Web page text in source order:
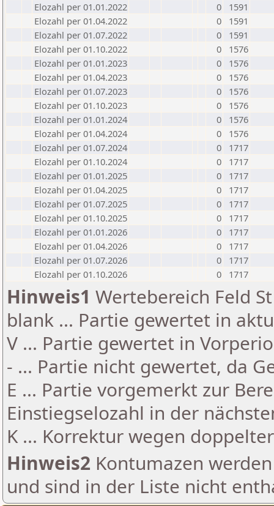
Elozahl per 01.01.2022
0
1591
Elozahl per 01.04.2022
0
1591
Elozahl per 01.07.2022
0
1591
Elozahl per 01.10.2022
0
1576
Elozahl per 01.01.2023
0
1576
Elozahl per 01.04.2023
0
1576
Elozahl per 01.07.2023
0
1576
Elozahl per 01.10.2023
0
1576
Elozahl per 01.01.2024
0
1576
Elozahl per 01.04.2024
0
1576
Elozahl per 01.07.2024
0
1717
Elozahl per 01.10.2024
0
1717
Elozahl per 01.01.2025
0
1717
Elozahl per 01.04.2025
0
1717
Elozahl per 01.07.2025
0
1717
Elozahl per 01.10.2025
0
1717
Elozahl per 01.01.2026
0
1717
Elozahl per 01.04.2026
0
1717
Elozahl per 01.07.2026
0
1717
Elozahl per 01.10.2026
0 1717
Hinweis1 Wertebereich Feld
blank ... Partie gewertet in
V ... Partie gewertet in
- ... Partie nicht gewertet, da
E ... Partie vorgemerkt zur
Einstiegselozahl in der
K ... Korrektur wegen
Hinweis2 Kontumazen
und sind in der Liste nicht